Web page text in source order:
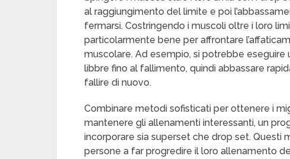
al raggiungimento del limite e poi
fermarsi. Costringendo i muscoli oltre i loro
particolarmente bene per affrontare
muscolare. Ad esempio, si potrebbe
libbre fino al fallimento, quindi abbassare
fallire di nuovo.
Combinare metodi sofisticati per ottenere i
mantenere gli allenamenti interessanti, un
incorporare sia superset che drop set. Questi
persone a far progredire il loro allenamento